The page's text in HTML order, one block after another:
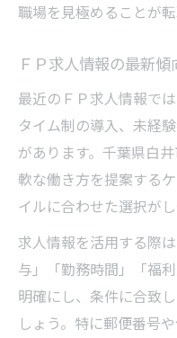
職場を見極めることが
ＦＰ求人情報の最新
最近のＦＰ求人情報で
タイム制の導入、未経
があります。千葉県白
軟な働き方を提案する
イルに合わせた選択が
求人情報を活用する際
与」「勤務時間」「福
明確にし、条件に合致
しょう。特に郵便番号